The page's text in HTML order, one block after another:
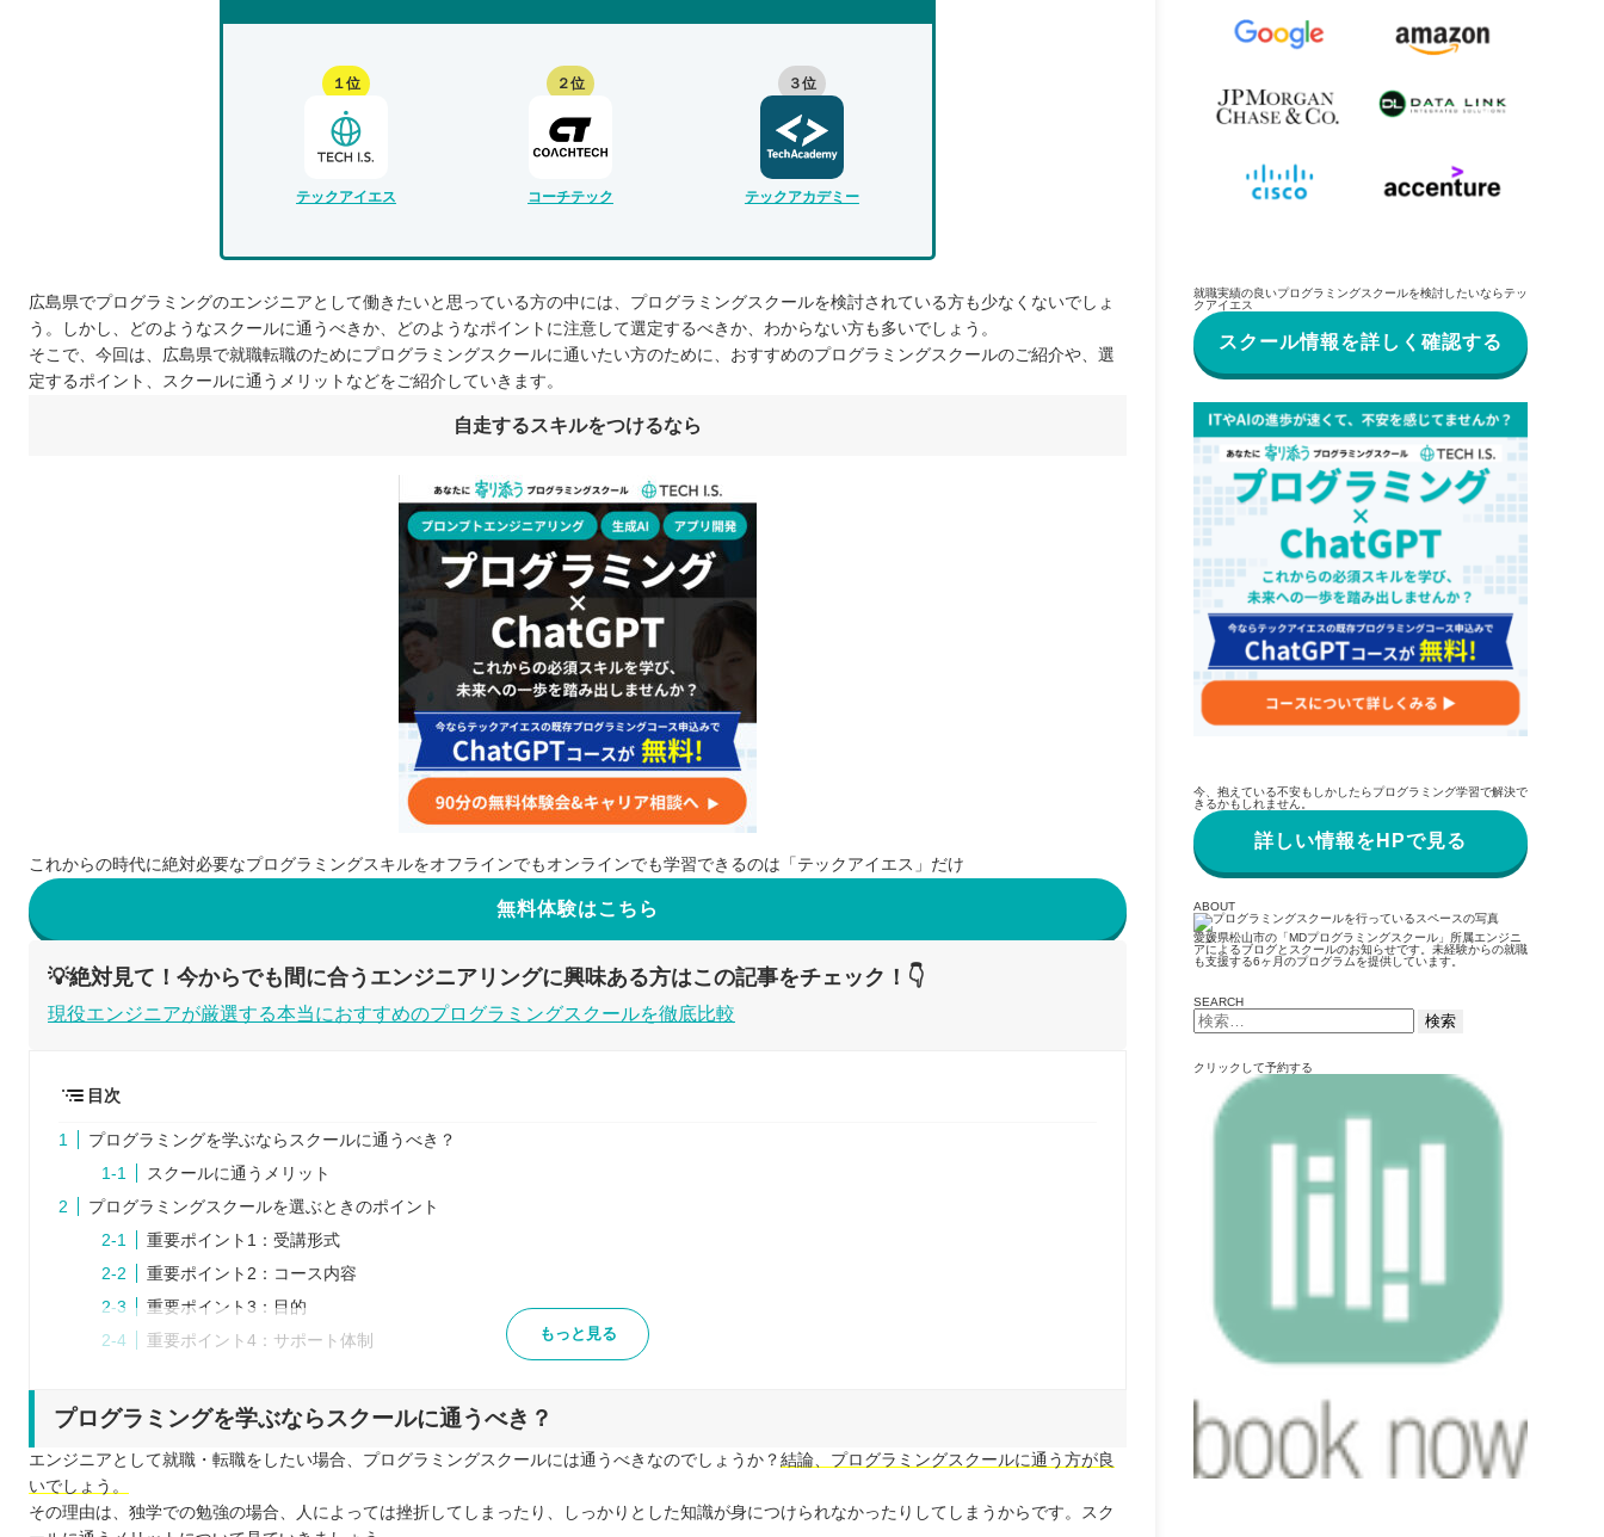
１位
テックアイエス
２位
コーチテック
３位
テックアカデミー
広島県でプログラミングのエンジニアとして働きたいと思っている方の中には、プログラミングスクールを検討されている方も少なくないでしょ
う。しかし、どのようなスクールに通うべきか、どのようなポイントに注意して選定するべきか、わからない方も多いでしょう。
そこで、今回は、広島県で就職転職のためにプログラミングスクールに通いたい方のために、おすすめのプログラミングスクールのご紹介や、選
定するポイント、スクールに通うメリットなどをご紹介していきます。
自走するスキルをつけるなら
これからの時代に絶対必要なプログラミングスキルをオフラインでもオンラインでも学習できるのは「テックアイエス」だけ
無料体験はこちら
💡絶対見て！今からでも間に合うエンジニアリングに興味ある方はこの記事をチェック！👇
現役エンジニアが厳選する本当におすすめのプログラミングスクールを徹底比較
目次
プログラミングを学ぶならスクールに通うべき？
スクールに通うメリット
プログラミングスクールを選ぶときのポイント
重要ポイント1：受講形式
重要ポイント2：コース内容
重要ポイント3：目的
重要ポイント4：サポート体制
重要ポイント6：教育訓練給付金制度
重要ポイント8：口コミ
広島で就職・転職におすすめのプログラミングスクール
もっと見る
プログラミングを学ぶならスクールに通うべき？
エンジニアとして就職・転職をしたい場合、プログラミングスクールには通うべきなのでしょうか？ 結論、プログラミングスクールに通う方が良
いでしょう。
その理由は、独学での勉強の場合、人によっては挫折してしまったり、しっかりとした知識が身につけられなかったりしてしまうからです。スク
就職実績の良いプログラミングスクールを検討したいならテッ
クアイエス
スクール情報を詳しく確認する
今、抱えている不安もしかしたらプログラミング学習で解決で
きるかもしれません。
詳しい情報をHPで見る
ABOUT
愛媛県松山市の「MDプログラミングスクール」所属エンジニ
アによるブログとスクールのお知らせです。未経験からの就職
も支援する6ヶ月のプログラムを提供しています。
SEARCH
検
索:
クリックして予約する